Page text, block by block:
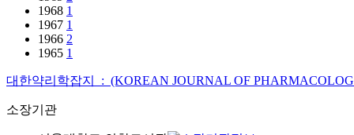
1968 1
1967 1
1966 2
1965 1
대한약리학잡지 : (KOREAN JOURNAL OF
소장기관